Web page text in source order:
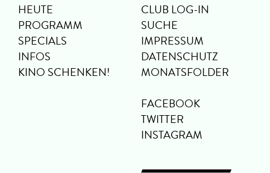
HEUTE
PROGRAMM
SPECIALS
INFOS
KINO SCHENKEN!
CLUB LOG-IN
SUCHE
IMPRESSUM
DATENSCHUTZ
MONATSFOLDER
FACEBOOK
TWITTER
INSTAGRAM